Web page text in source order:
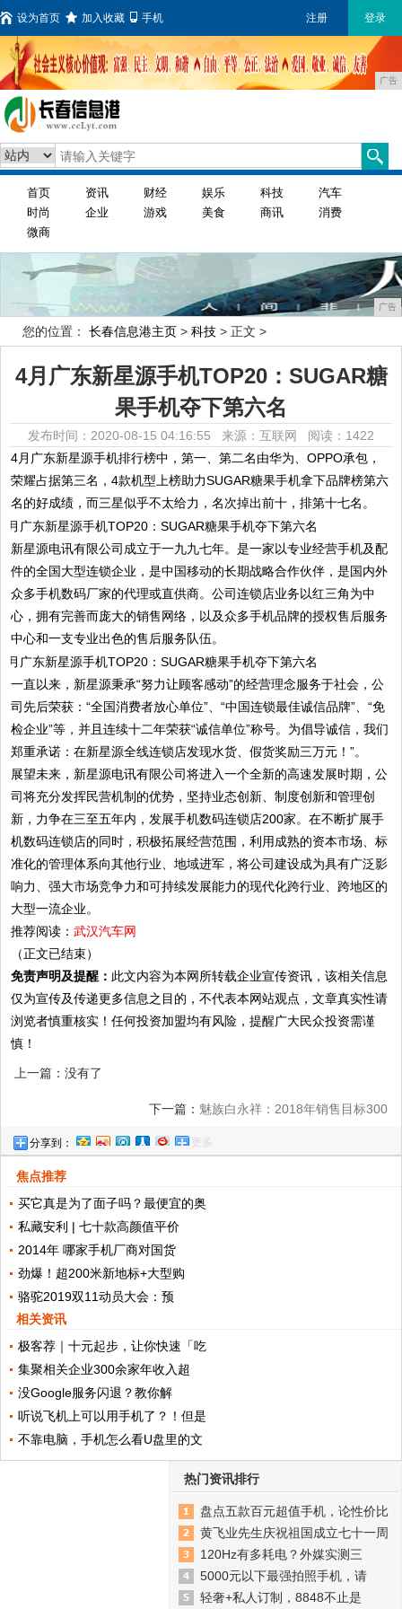
设为首页 加入收藏 手机 注册 登录
广告
首页 资讯 财经 娱乐 科技
汽车
时尚
企业 游戏 美食 商讯
消费
微商
广告
您的位置： 长春信息港主页 > 科技 > 正文 >
4月广东新星源手机TOP20：SUGAR糖
果手机夺下第六名
发布时间：2020-08-15 04:16:55 来源：互联网 阅读：1422
4月广东新星源手机排行榜中，第一、第二名由华为、OPPO承包，
荣耀占据第三名，4款机型上榜助力SUGAR糖果手机拿下品牌榜第六
名的好成绩，而三星似乎不太给力，名次掉出前十，排第十七名。
新星源电讯有限公司成立于一九九七年。是一家以专业经营手机及配
件的全国大型连锁企业，是中国移动的长期战略合作伙伴，是国内外
众多手机数码厂家的代理或直供商。公司连锁店业务以红三角为中
心，拥有完善而庞大的销售网络，以及众多手机品牌的授权售后服务
中心和一支专业出色的售后服务队伍。
一直以来，新星源秉承“努力让顾客感动”的经营理念服务于社会，公
司先后荣获：“全国消费者放心单位”、“中国连锁最佳诚信品牌”、“免
检企业”等，并且连续十二年荣获“诚信单位”称号。为倡导诚信，我们
郑重承诺：在新星源全线连锁店发现水货、假货奖励三万元！”。
展望未来，新星源电讯有限公司将进入一个全新的高速发展时期，公
司将充分发挥民营机制的优势，坚持业态创新、制度创新和管理创
新，力争在三至五年内，发展手机数码连锁店200家。在不断扩展手
机数码连锁店的同时，积极拓展经营范围，利用成熟的资本市场、标
准化的管理体系向其他行业、地域进军，将公司建设成为具有广泛影
响力、强大市场竞争力和可持续发展能力的现代化跨行业、跨地区的
大型一流企业。
推荐阅读：武汉汽车网
（正文已结束）
免责声明及提醒： 此文内容为本网所转载企业宣传资讯，该相关信息
仅为宣传及传递更多信息之目的，不代表本网站观点，文章真实性请
浏览者慎重核实！任何投资加盟均有风险，提醒广大民众投资需谨
慎！
上一篇：没有了
下一篇： 魅族白永祥：2018年销售目标300
分享到： 更多
焦点推荐
买它真是为了面子吗？最便宜的奥
私藏安利 | 七十款高颜值平价
2014年 哪家手机厂商对国货
劲爆！超200米新地标+大型购
骆驼2019双11动员大会：预
相关资讯
极客荐｜十元起步，让你快速「吃
集聚相关企业300余家年收入超
没Google服务闪退？教你解
听说飞机上可以用手机了？！但是
不靠电脑，手机怎么看U盘里的文
热门资讯排行
盘点五款百元超值手机，论性价比
黄飞业先生庆祝祖国成立七十一周
120Hz有多耗电？外媒实测三
5000元以下最强拍照手机，请
轻奢+私人订制，8848不止是